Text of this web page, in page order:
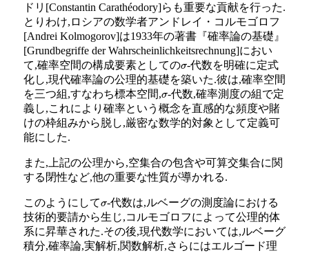
ドリ[Constantin Carathéodory]らも重要な貢献を行った.
とりわけ,ロシアの数学者アンドレイ・コルモゴロフ
[Andrei Kolmogorov]は1933年の著書『確率論の基礎』
[Grundbegriffe der Wahrscheinlichkeitsrechnung]におい
て,確率空間の構成要素としてのσ-代数を明確に定式
化し,現代確率論の公理的基礎を築いた.彼は,確率空間
を三つ組,すなわち標本空間,σ-代数,確率測度の組で定
義し,これにより確率という概念を直感的な頻度や賭
けの枠組みから脱し,厳密な数学的対象として定義可
能にした.
また,上記の公理から,空集合の包含や可算交集合に関
する閉性など,他の重要な性質が導かれる.
このようにしてσ-代数は,ルベーグの測度論における
技術的要請から生じ,コルモゴロフによって公理的体
系に昇華された.その後,現代数学においては,ルベーグ
積分,確率論,実解析,関数解析,さらにはエルゴード理